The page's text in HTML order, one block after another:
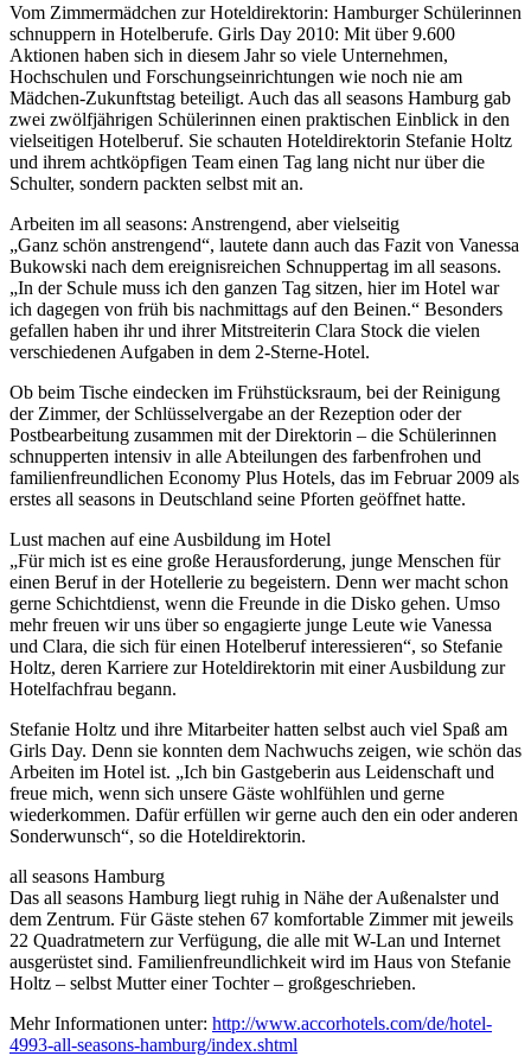
Vom Zimmermädchen zur Hoteldirektorin: Hamburger Schülerinnen
schnuppern in Hotelberufe. Girls Day 2010: Mit über 9.600
Aktionen haben sich in diesem Jahr so viele Unternehmen,
Hochschulen und Forschungseinrichtungen wie noch nie am
Mädchen-Zukunftstag beteiligt. Auch das all seasons Hamburg gab
zwei zwölfjährigen Schülerinnen einen praktischen Einblick in den
vielseitigen Hotelberuf. Sie schauten Hoteldirektorin Stefanie Holtz
und ihrem achtköpfigen Team einen Tag lang nicht nur über die
Schulter, sondern packten selbst mit an.
Arbeiten im all seasons: Anstrengend, aber vielseitig
„Ganz schön anstrengend“, lautete dann auch das Fazit von Vanessa
Bukowski nach dem ereignisreichen Schnuppertag im all seasons.
„In der Schule muss ich den ganzen Tag sitzen, hier im Hotel war
ich dagegen von früh bis nachmittags auf den Beinen.“ Besonders
gefallen haben ihr und ihrer Mitstreiterin Clara Stock die vielen
verschiedenen Aufgaben in dem 2-Sterne-Hotel.
Ob beim Tische eindecken im Frühstücksraum, bei der Reinigung
der Zimmer, der Schlüsselvergabe an der Rezeption oder der
Postbearbeitung zusammen mit der Direktorin – die Schülerinnen
schnupperten intensiv in alle Abteilungen des farbenfrohen und
familienfreundlichen Economy Plus Hotels, das im Februar 2009 als
erstes all seasons in Deutschland seine Pforten geöffnet hatte.
Lust machen auf eine Ausbildung im Hotel
„Für mich ist es eine große Herausforderung, junge Menschen für
einen Beruf in der Hotellerie zu begeistern. Denn wer macht schon
gerne Schichtdienst, wenn die Freunde in die Disko gehen. Umso
mehr freuen wir uns über so engagierte junge Leute wie Vanessa
und Clara, die sich für einen Hotelberuf interessieren“, so Stefanie
Holtz, deren Karriere zur Hoteldirektorin mit einer Ausbildung zur
Hotelfachfrau begann.
Stefanie Holtz und ihre Mitarbeiter hatten selbst auch viel Spaß am
Girls Day. Denn sie konnten dem Nachwuchs zeigen, wie schön das
Arbeiten im Hotel ist. „Ich bin Gastgeberin aus Leidenschaft und
freue mich, wenn sich unsere Gäste wohlfühlen und gerne
wiederkommen. Dafür erfüllen wir gerne auch den ein oder anderen
Sonderwunsch“, so die Hoteldirektorin.
all seasons Hamburg
Das all seasons Hamburg liegt ruhig in Nähe der Außenalster und
dem Zentrum. Für Gäste stehen 67 komfortable Zimmer mit jeweils
22 Quadratmetern zur Verfügung, die alle mit W-Lan und Internet
ausgerüstet sind. Familienfreundlichkeit wird im Haus von Stefanie
Holtz – selbst Mutter einer Tochter – großgeschrieben.
Mehr Informationen unter: http://www.accorhotels.com/de/hotel-
4993-all-seasons-hamburg/index.shtml